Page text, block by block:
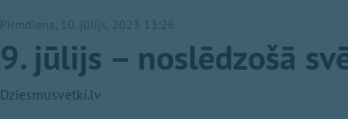
Pirmdiena, 10. jūlijs, 2023 13:26
9. jūlijs – noslēdzošā
Dziesmusvetki.lv